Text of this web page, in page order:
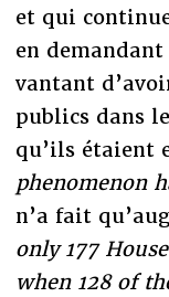
et qui
en
vantant
publics dans
qu’ils étaient
phenomenon
n’a fait
only 177
when 128 of